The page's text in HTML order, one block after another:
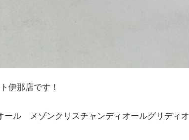
伊那店です！
ル メゾンクリスチャンディオールグリディオ